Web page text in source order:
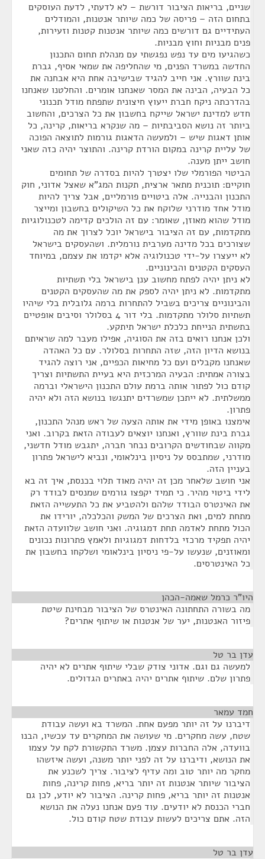
שניים, בריאות הציבור דורשת – לא לדעתי, לדעת העוסקים
בתחום הזה – פריסה של כמה שיותר אנטנות, והמודלים
העתידיים גם דורשים כמה שיותר אנטנות קטנות וזעירות,
פנים מבניות וחוץ מבניות.
כשהגיעו מים עד נפש נפגשתי עם מנהלת תחום התכנון
החדשה במשרד הפנים, מי שהחליפה את שמאי אסיף, גברת
בינת שוורץ. אני חייב להגיד שבישיבה אחת היא אבחנה את
כל הבעיה, הבינה את המסר שאנחנו אומרים. והחלטנו שאנחנו
בהדרכתה ניקח חברת ייעוץ חיצונית שתפתח מודל תכנוני
חדש למדינת ישראל שייקח בחשבון את כל הצרכים, והחשוב
ביותר זה נושא הסביבתיות – מה שנקרא בריאות, קרינה, כל
אותן דאגות שיש – ולמעשה הדאגות גורמות לתוצאה הפוכה
של עליית קרינה במקום הורדת קרינה. והתוצר יהיה כזה שאני
חושב ייתן מענה.
הביטוי הפורמלי שלו יצטרך להיות בסדרה של תחומים
חוקיים: תוכנית מתאר ארצית, תקנות המג"א שאצל אדוני, חוק
התכנון והבנייה. אלה ביטויים פורמליים, אבל צריך להיות
מודל אחד מודרני שלוקח את כל השיקולים בחשבון ומייצר
מודל שהוא מאוזן, שאומר: עם זה הולכים קדימה לטכנולוגיות
מתקדמות, עם זה הציבור בישראל יוכל לצרוך את מה
שצורכים בכל מדינה מערבית נורמלית. ושהעסקים בישראל
לא ייעצרו על-ידי טכנולוגיה אלא יקדמו את עצמם, במיוחד
העסקים הקטנים והבינוניים.
לא ניתן יהיה לפתח מחשוב ענן בישראל בלי תשתיות
מתקדמות. לא ניתן יהיה לספק את מה שהעסקים הקטנים
והבינוניים צריכים בשביל להתחרות ברמה גלובלית בלי שיהיו
תשתיות סלולר מתקדמות. בלי דור 4 בסלולר וסיבים אופטיים
בתשתית הנייחת כלכלת ישראל תיתקע.
ולכן אנחנו רואים בזה את הסוגיה, אפילו מעבר למה שראיתם
בנושא הדיון הזה, שזה התחרות בסלולר. עם כל האהדה
שאנחנו מקבלים ועם כל מחיאות הכפיים, אני רוצה להגיד
בצורה אמתית: הבעיה המרכזית היא בעיית התשתיות וצריך
קודם כול לפתור אותה ברמת עולם התכנון הישראלי וברמה
ממשלתית. לא ייתכן שמשרדים יתנגשו בנושא הזה ולא יהיה
פתרון.
אימצנו באופן מידי את אותה הצעה של ראש מנהל התכנון,
גברת בינת שוורץ, ואנחנו יוצאים לעבודה הזאת בקרוב. ואני
מקווה שבחודשים הקרובים נבחר חברה, יתגבש מודל חדשני,
מודרני, שמתבסס על ניסיון בינלאומי, ונביא לישראל פתרון
בעניין הזה.
אני חושב שלאחר מכן זה יהיה מאוד תלוי בכנסת, איך זה בא
לידי ביטוי מהיר. כי תמיד יקפצו גורמים שמנסים לבודד רק
את האינטרס הבודד שלהם ולהטביע את כל התעשייה הזאת
מתחת למים, ואת הצרכים של המשק והכלכלה, יורידו את
הכול מתחת לאדמה תחת דמגוגיה. ואני חושב שלוועדה הזאת
יהיה תפקיד מרכזי בלדחות דמגוגיות ולאמץ פתרונות נכונים
ומאוזנים, שנעשו על-פי ניסיון בינלאומי ושלקחו בחשבון את
כל האינטרסים.
היו"ר כרמל שאמה-הכהן
מה בשורה התחתונה האינטרס של הציבור מבחינת שיטת
פיזור האנטנות, יער של אנטנות או שיתוף אתרים?
עדן בר טל
למעשה גם וגם. אדוני צודק שבלי שיתוף אתרים לא יהיה
פתרון שלם. שיתוף אתרים יהיה באתרים הגדולים.
חמד עמאר
דיברנו על זה יותר מפעם אחת. המשרד בא ועשה עבודת
שטח, עשה מחקרים. מי שעושה את המחקרים עד עכשיו, הבנו
בוועדה, אלה החברות עצמן. משרד התקשורת לקח על עצמו
את הנושא, ודיברנו על זה לפני יותר משנה, ועשה איזשהו
מחקר מה יותר טוב ומה עדיף לציבור. צריך לשכנע את
הציבור שיותר אנטנות זה יותר בריא, פחות קרינה, פחות
אנטנות זה יותר בריא, פחות קרינה. הציבור לא יודע, לכן גם
חברי הכנסת לא יודעים. עוד פעם אנחנו נעלה את הנושא
הזה. אתם צריכים לעשות עבודת שטח קודם כול.
עדן בר טל